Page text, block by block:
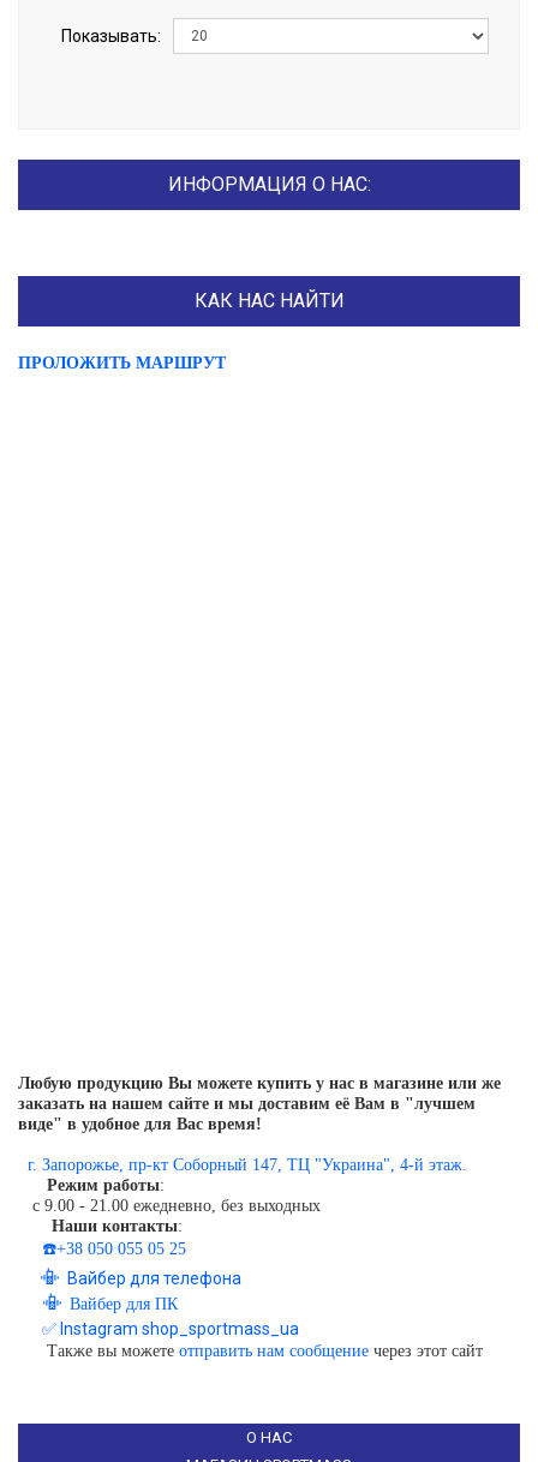
Показывать:
ИНФОРМАЦИЯ О НАС:
КАК НАС НАЙТИ
ПРОЛОЖИТЬ МАРШРУТ
Любую продукцию Вы можете купить у нас в магазине или же
заказать на нашем сайте и мы доставим её Вам в "лучшем
виде" в удобное для Вас время!
г. Запорожье, пр-кт Соборный 147, ТЦ "Украина", 4-й этаж.
Режим работы:
с 9.00 - 21.00 ежедневно, без выходных
Наши контакты:
☎️+38 050 055 05 25
📳 Вайбер для телефона
📳 Вайбер для ПК
✅ Instagram shop_sportmass_ua
Также вы можете отправить нам сообщение через этот сайт
О НАС